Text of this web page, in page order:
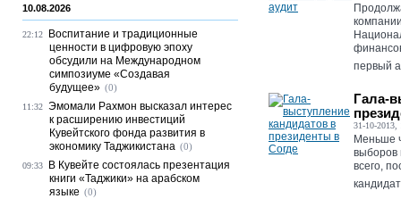
первый
Гала-
31-10-2013,
Меньше
выборов
всего,
10.08.2026
22:12
Воспитание и традиционные
ценности в цифровую эпоху
обсудили на Международном
симпозиуме «Создавая
будущее» (0)
11:32 Эмомали Рахмон высказал интерес
к расширению инвестиций
Кувейтского фонда развития в
экономику Таджикистана (0)
09:33
В Кувейте состоялась презентация
книги «Таджики» на арабском
языке (0)